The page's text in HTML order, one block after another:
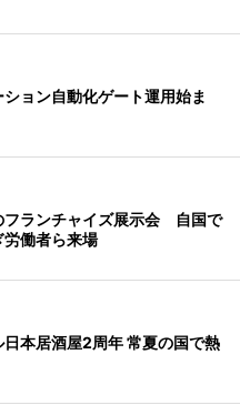
ョン自動化ゲート運用始ま
フランチャイズ展示会 自国で
働者ら来場
本居酒屋2周年 常夏の国で熱